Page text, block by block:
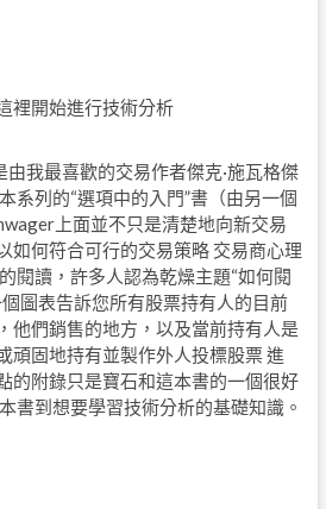
裡開始進行技術分析
由我最喜歡的交易作者傑克·施瓦格傑
系列的“選項中的入門”書（由另一個
上面並不只是清楚地向新交易
如何符合可行的交易策略 交易商心理
閱讀，許多人認為乾燥主題“如何閱
圖表告訴您所有股票持有人的目前
他們銷售的地方，以及當前持有人是
頑固地持有並製作外人投標股票 進
的附錄只是寶石和這本書的一個很好
書到想要學習技術分析的基礎知識。